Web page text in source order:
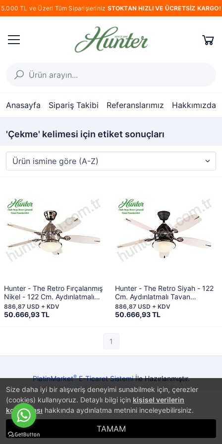
5.000 TL ve Üzeri Tüm Siparişleriniz STOKTAN HIZLI VE ÜCRETSİZ KARGO!
Anasayfa Sipariş Takibi Referanslarımız Hakkımızda
Size daha iyi bir alışveriş deneyimi sunabilmek için, çerezler
(cookies) kullanıyoruz. Detaylı bilgi için kişisel verilerin
korunması hakkında aydınlatma metnini inceleyebilirsiniz.
TAMAM
'Çekme' kelimesi için etiket sonuçları
Hunter - The Retro Fırçalanmış
Nikel - 122 Cm. Aydınlatmalı
Tavan Vantilatörü
50.666,93 TL
886,87 USD + KDV
Hunter - The Retro Siyah - 122
Cm. Aydınlatmalı Tavan
Vantilatörü
50.666,93 TL
886,87 USD + KDV
1
PlatinMarket®E-Ticaret Sistemiİle Hazırlanmıştır.